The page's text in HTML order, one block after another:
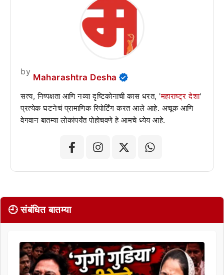
by
Maharashtra Desha
सत्य, निष्पक्षता आणि नव्या दृष्टिकोनाची कास धरत, 'महाराष्ट्र देशा'
प्रत्येक घटनेचं प्रामाणिक रिपोर्टिंग करत आले आहे. अचूक आणि
वेगवान बातम्या लोकांपर्यंत पोहोचवणे हे आमचे ध्येय आहे.
🕘 संबंधित बातम्या